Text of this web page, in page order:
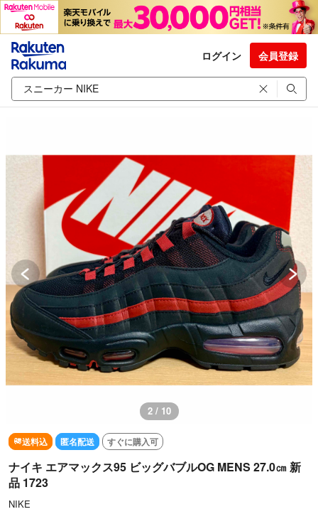
ログイン 会員登録
3 / 10
送料込 匿名配送 すぐに購入可
ナイキ エアマックス95 ビッグバブルOG MENS 27.0㎝ 新
品 1723
NIKE